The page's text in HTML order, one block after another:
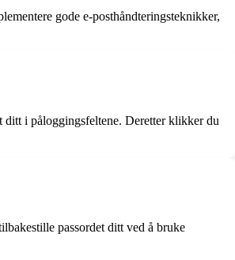
gode e-posthåndteringsteknikker,
ditt i påloggingsfeltene. Deretter klikker du
passordet ditt ved å bruke